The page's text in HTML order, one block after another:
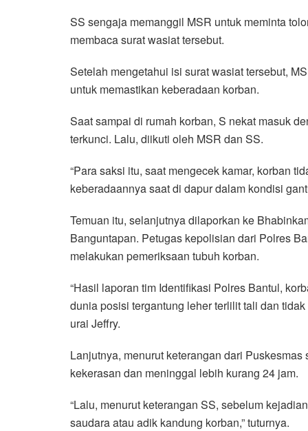
SS sengaja memanggil MSR untuk meminta
membaca surat wasiat tersebut.
Setelah mengetahui isi surat wasiat tersebut,
untuk memastikan keberadaan korban.
Saat sampai di rumah korban, S nekat masuk
terkunci. Lalu, diikuti oleh MSR dan SS.
“Para saksi itu, saat mengecek kamar, korban
keberadaannya saat di dapur dalam kondisi
Temuan itu, selanjutnya dilaporkan ke
Banguntapan. Petugas kepolisian dari Polres
melakukan pemeriksaan tubuh korban.
“Hasil laporan tim Identifikasi Polres Bantul,
dunia posisi tergantung leher terlilit tali dan
urai Jeffry.
Lanjutnya, menurut keterangan dari
kekerasan dan meninggal lebih kurang 24 jam.
“Lalu, menurut keterangan SS, sebelum
saudara atau adik kandung korban,” tuturnya.